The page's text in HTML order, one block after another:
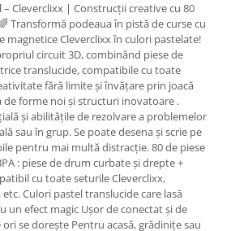
Cleverclixx | Construcții creative cu 80
Transformă podeaua în pistă de curse cu
magnetice Cleverclixx în culori pastelate!
circuit 3D, combinând piese de
translucide, compatibile cu toate
fără limite și învățare prin joacă
de forme noi și structuri inovatoare .
și abilitățile de rezolvare a problemelor
sau în grup. Se poate desena și scrie pe
pentru mai multă distracție. 80 de piese
: piese de drum curbate și drepte +
cu toate seturile Cleverclixx,
Culori pastel translucide care lasă
un efect magic Ușor de conectat și de
se dorește Pentru acasă, grădinițe sau